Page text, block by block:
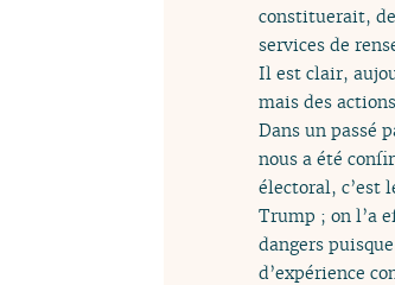
constituerait,
services de
Il est clair,
mais des
Dans un passé
nous a été
électoral, c’est
Trump ; on l’a
dangers
d’expérience